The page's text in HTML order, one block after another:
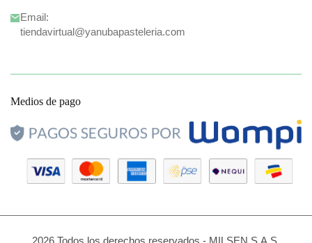
Email:
tiendavirtual@yanubapasteleria.com
Medios de pago
2026 Todos los derechos reservados - MILSEN S.A.S.